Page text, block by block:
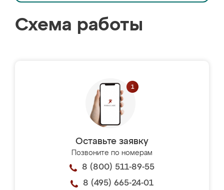
Схема работы
Оставьте заявку
Позвоните по номерам
8 (800) 511-89-55
8 (495) 665-24-01